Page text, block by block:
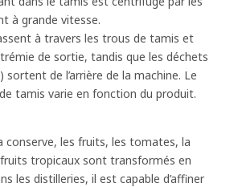
à grande vitesse.
à travers les trous de tamis et
de sortie, tandis que les déchets
sortent de l’arrière de la machine. Le
tamis varie en fonction du produit.
conserve, les fruits, les tomates, la
tropicaux sont transformés en
les distilleries, il est capable d’affiner